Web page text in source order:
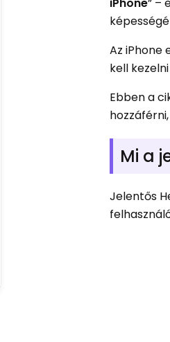
Az iPhone
kell
Ebben a
Mi a
Jelentős